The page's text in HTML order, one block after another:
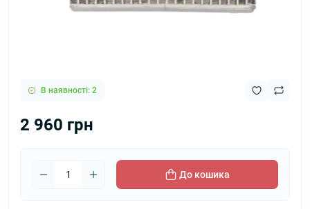
В наявності: 2
2 960 грн
До кошика